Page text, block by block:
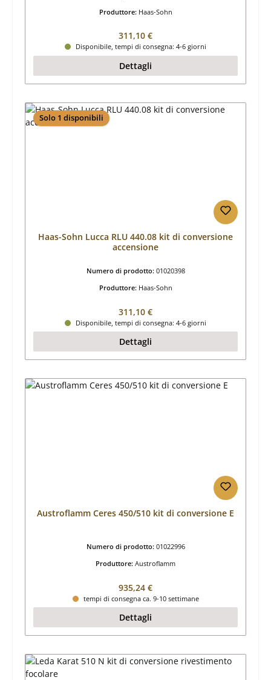
Produttore: Haas-Sohn
Prezzo normale:
311,10 €
Disponibile, tempi di consegna: 4-6 giorni
Dettagli
Solo 1 disponibili
Haas-Sohn Lucca RLU 440.08 kit di conversione
accensione
Numero di prodotto: 01020398
Produttore: Haas-Sohn
Prezzo normale:
311,10 €
Disponibile, tempi di consegna: 4-6 giorni
Dettagli
Austroflamm Ceres 450/510 kit di conversione E
Numero di prodotto: 01022996
Produttore: Austroflamm
Prezzo normale:
935,24 €
tempi di consegna ca. 9-10 settimane
Dettagli